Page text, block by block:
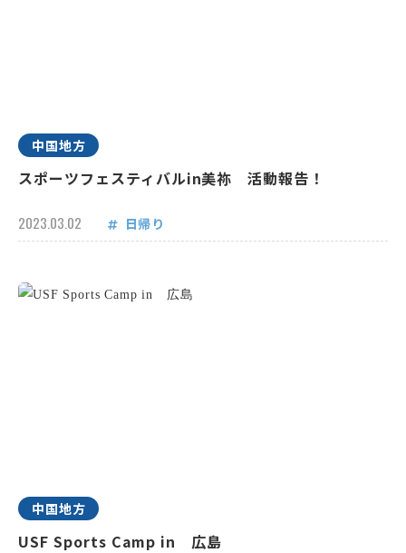
中国地方
スポーツフェスティバルin美祢 活動報告！
2023.03.02 日帰り
中国地方
USF Sports Camp in 広島